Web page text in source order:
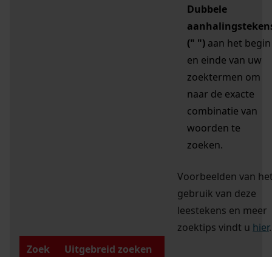
Dubbele
(" ") aan het begin
en einde van uw
zoektermen om
naar de exacte
combinatie van
woorden te
zoeken.
Voorbeelden van
gebruik van deze
leestekens en meer
zoektips vindt u hier.
Zoek
Uitgebreid zoeken